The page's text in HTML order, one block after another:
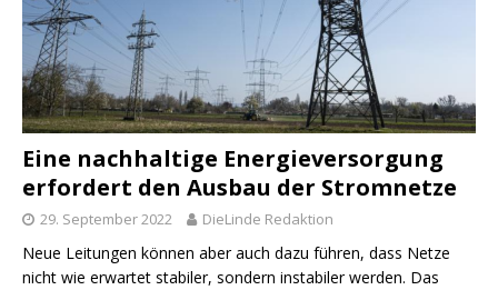
Eine nachhaltige Energieversorgung
erfordert den Ausbau der Stromnetze
29. September 2022 DieLinde Redaktion
Neue Leitungen können aber auch dazu führen, dass Netze
nicht wie erwartet stabiler, sondern instabiler werden. Das